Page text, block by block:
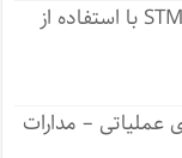
پروگرم کردن بورد STM32F103C8 با استفاده از
عملیاتی – مدارات